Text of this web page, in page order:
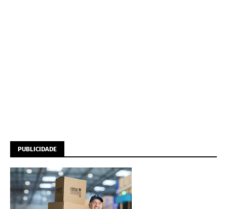
PUBLICIDADE